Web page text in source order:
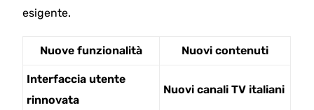
esigente.
Nuove funzionalità Nuovi contenuti
Interfaccia utente
rinnovata
Nuovi canali TV italiani